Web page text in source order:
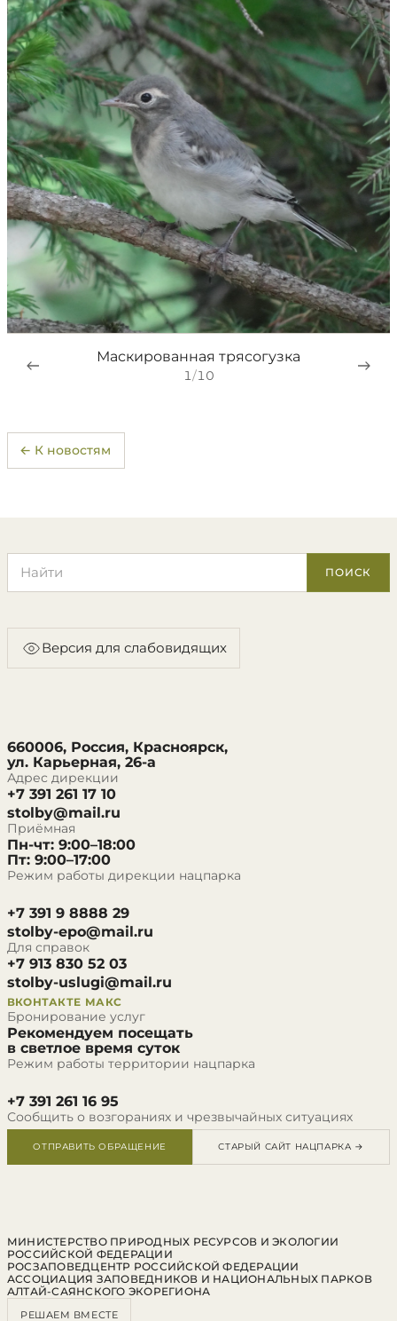
Маскированная трясогузка
1/10
← К новостям
ПОИСК
Версия для слабовидящих
660006, Россия, Красноярск,
ул. Карьерная, 26-а
Адрес дирекции
+7 391 261 17 10
stolby@mail.ru
Приёмная
Пн-чт: 9:00–18:00
Пт: 9:00–17:00
Режим работы дирекции нацпарка
+7 391 9 8888 29
stolby-epo@mail.ru
Для справок
+7 913 830 52 03
stolby-uslugi@mail.ru
ВКОНТАКТЕ МАКС
Бронирование услуг
Рекомендуем посещать
в светлое время суток
Режим работы территории нацпарка
+7 391 261 16 95
Сообщить о возгораниях и чрезвычайных ситуациях
ОТПРАВИТЬ ОБРАЩЕНИЕ СТАРЫЙ САЙТ НАЦПАРКА →
МИНИСТЕРСТВО ПРИРОДНЫХ РЕСУРСОВ И ЭКОЛОГИИ
РОССИЙСКОЙ ФЕДЕРАЦИИ
РОСЗАПОВЕДЦЕНТР РОССИЙСКОЙ ФЕДЕРАЦИИ
АССОЦИАЦИЯ ЗАПОВЕДНИКОВ И НАЦИОНАЛЬНЫХ ПАРКОВ
АЛТАЙ-САЯНСКОГО ЭКОРЕГИОНА
РЕШАЕМ ВМЕСТЕ